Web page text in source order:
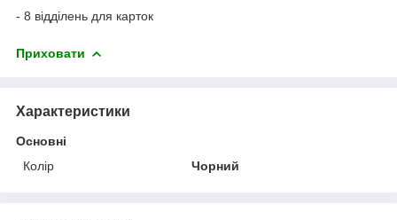
- 8 відділень для карток
Приховати
Характеристики
Основні
Колір
Чорний